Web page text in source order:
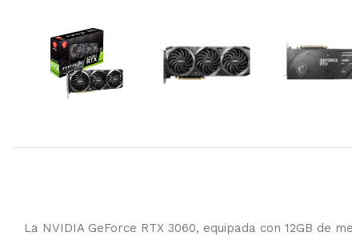
La NVIDIA GeForce RTX 3060, equipada con 12GB